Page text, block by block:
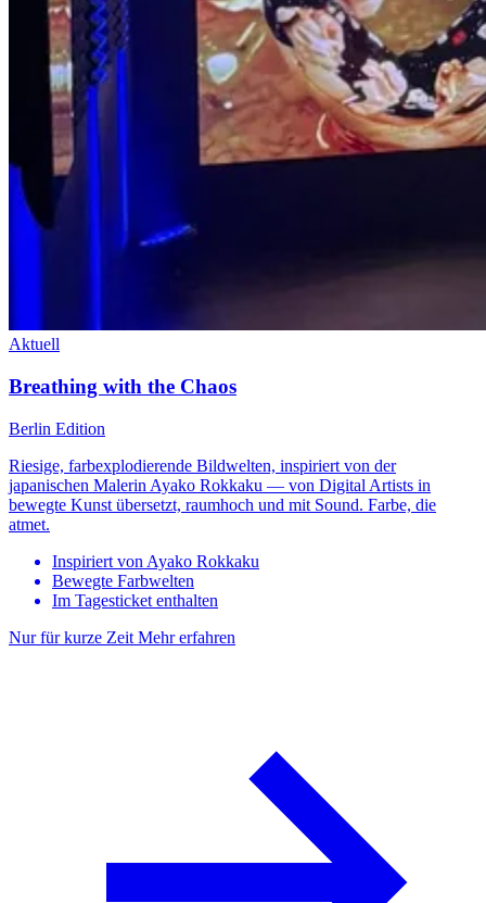
Aktuell
Breathing with the Chaos
Berlin Edition
Riesige, farbexplodierende Bildwelten, inspiriert von der
japanischen Malerin Ayako Rokkaku — von Digital Artists in
bewegte Kunst übersetzt, raumhoch und mit Sound. Farbe, die
atmet.
Inspiriert von Ayako Rokkaku
Bewegte Farbwelten
Im Tagesticket enthalten
Nur für kurze Zeit Mehr erfahren